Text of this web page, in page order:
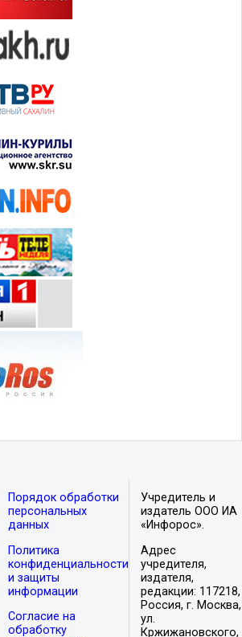
Порядок обработки
персональных
данных
Политика
конфиденциальности
и защиты
информации
Согласие на
обработку
Учредитель и
издатель ООО ИА
«Инфорос».
Адрес
учредителя,
издателя,
редакции: 117218,
Россия, г. Москва,
ул.
Кржижановского,